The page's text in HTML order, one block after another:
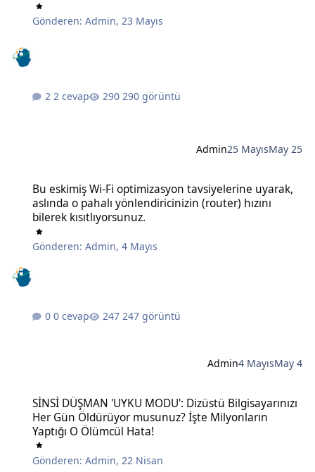
Gönderen:Admin,23 Mayıs
2 cevap 290 görüntü
Admin25 MayısMay 25
Bu eskimiş Wi-Fi optimizasyon tavsiyelerine uyarak,
aslında o pahalı yönlendiricinizin (router) hızını
bilerek kısıtlıyorsunuz.
Gönderen:Admin,4 Mayıs
0 cevap 247 görüntü
Admin4 MayısMay 4
SİNSİ DÜŞMAN 'UYKU MODU': Dizüstü Bilgisayarınızı
Her Gün Öldürüyor musunuz? İşte Milyonların
Yaptığı O Ölümcül Hata!
Gönderen:Admin, 22 Nisan